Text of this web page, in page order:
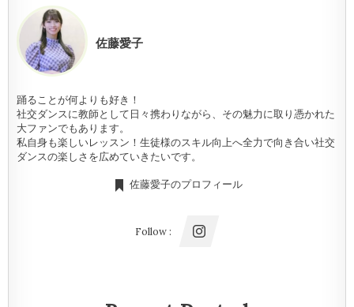
佐藤愛子
踊ることが何よりも好き！
社交ダンスに教師として日々携わりながら、その魅力に取り憑かれた
大ファンでもあります。
私自身も楽しいレッスン！生徒様のスキル向上へ全力で向き合い社交
ダンスの楽しさを広めていきたいです。
佐藤愛子のプロフィール
Follow :